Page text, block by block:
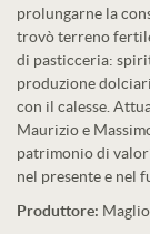
prolungarne la
trovò terreno
di pasticceria:
produzione
con il calesse.
Maurizio e
patrimonio di
nel presente e nel
Produttore: Maglio